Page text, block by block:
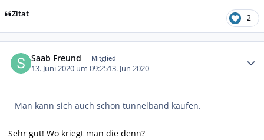
Zitat 2
Saab Freund Mitglied
13. Juni 2020 um 09:2513. Jun 2020
Man kann sich auch schon tunnelband kaufen.
Sehr gut! Wo kriegt man die denn?